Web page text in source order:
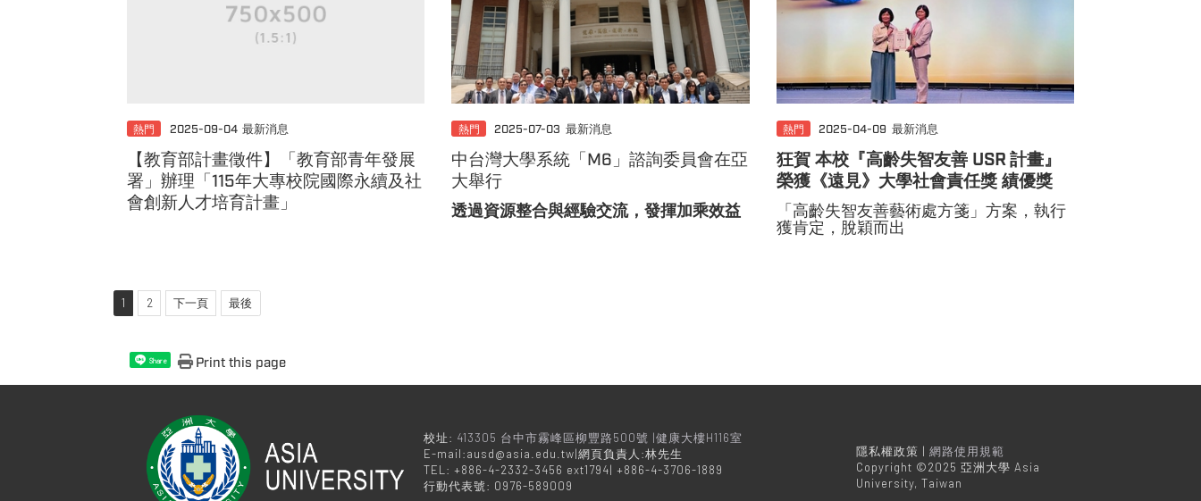
熱門 2025-09-04 最新消息
【教育部計畫徵件】「教育部青年發展
署」辦理「115年大專校院國際永續及社
會創新人才培育計畫」
熱門 2025-07-03 最新消息
中台灣大學系統「M6」諮詢委員會在亞
大舉行
透過資源整合與經驗交流，發揮加乘效益
熱門 2025-04-09 最新消息
狂賀 本校『高齡失智友善 USR 計畫』
榮獲《遠見》大學社會責任獎 績優獎
「高齡失智友善藝術處方箋」方案，執行
獲肯定，脫穎而出
1 2 下一頁 最後
Share Print this page
校址: 413305 台中市霧峰區柳豐路500號 |健康大樓H116室
E-mail:ausd@asia.edu.tw|網頁負責人:林先生
TEL: +886-4-2332-3456 ext1794| +886-4-3706-1889
行動代表號: 0976-589009
隱私權政策 |網路使用規範
Copyright ©2025 亞洲大學 Asia
University, Taiwan